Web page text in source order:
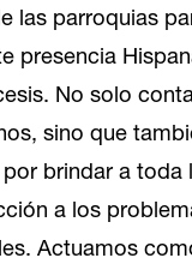
las parroquias
presencia
No solo
sino que
brindar a toda
a los
Actuamos